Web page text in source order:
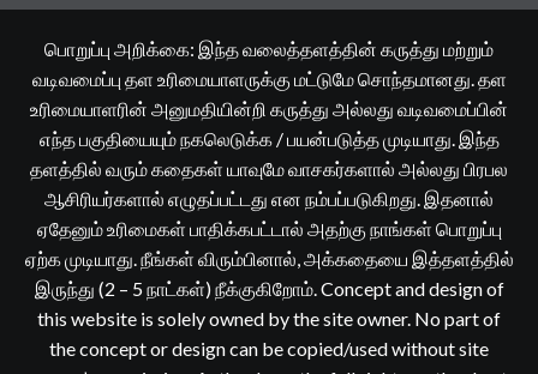
பொறுப்பு அறிக்கை: இந்த வலைத்தளத்தின் கருத்து மற்றும்
வடிவமைப்பு தள உரிமையாளருக்கு மட்டுமே சொந்தமானது. தள
உரிமையாளரின் அனுமதியின்றி கருத்து அல்லது வடிவமைப்பின்
எந்த பகுதியையும் நகலெடுக்க / பயன்படுத்த முடியாது. இந்த
தளத்தில் வரும் கதைகள் யாவுமே வாசகர்களால் அல்லது பிரபல
ஆசிரியர்களால் எழுதப்பட்டது என நம்பப்படுகிறது. இதனால்
ஏதேனும் உரிமைகள் பாதிக்கபட்டால் அதற்கு நாங்கள் பொறுப்பு
ஏற்க முடியாது. நீங்கள் விரும்பினால், அக்கதையை இத்தளத்தில்
இருந்து (2 – 5 நாட்கள்) நீக்குகிறோம். Concept and design of
this website is solely owned by the site owner. No part of
the concept or design can be copied/used without site